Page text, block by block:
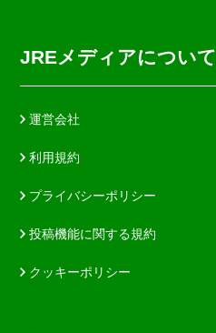
JREメディアについて
運営会社
利用規約
プライバシーポリシー
投稿機能に関する規約
クッキーポリシー